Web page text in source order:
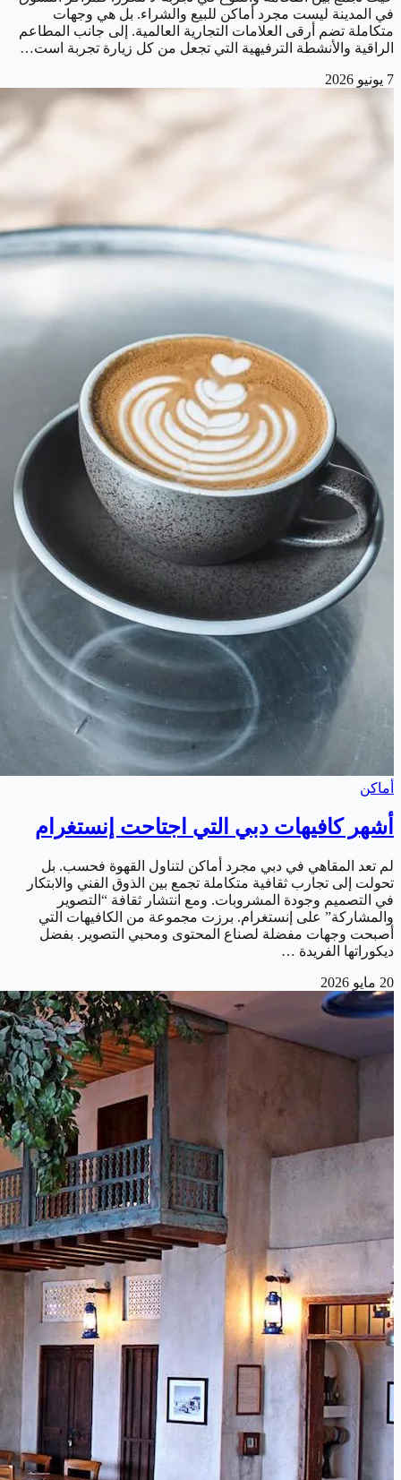
في المدينة ليست مجرد أماكن للبيع والشراء. بل هي وجهات
متكاملة تضم أرقى العلامات التجارية العالمية. إلى جانب المطاعم
الراقية والأنشطة الترفيهية التي تجعل من كل زيارة تجربة است…
7 يونيو 2026
أماكن
أشهر كافيهات دبي التي اجتاحت إنستغرام
لم تعد المقاهي في دبي مجرد أماكن لتناول القهوة فحسب. بل
تحولت إلى تجارب ثقافية متكاملة تجمع بين الذوق الفني والابتكار
في التصميم وجودة المشروبات. ومع انتشار ثقافة “التصوير
والمشاركة” على إنستغرام. برزت مجموعة من الكافيهات التي
أصبحت وجهات مفضلة لصناع المحتوى ومحبي التصوير. بفضل
ديكوراتها الفريدة …
20 مايو 2026